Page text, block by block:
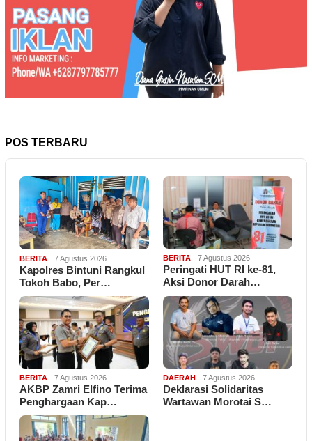
POS TERBARU
BERITA 7 Agustus 2026
Kapolres Bintuni Rangkul
Tokoh Babo, Per…
BERITA 7 Agustus 2026
Peringati HUT RI ke-81,
Aksi Donor Darah…
BERITA 7 Agustus 2026
AKBP Zamri Elfino Terima
Penghargaan Kap…
DAERAH 7 Agustus 2026
Deklarasi Solidaritas
Wartawan Morotai S…